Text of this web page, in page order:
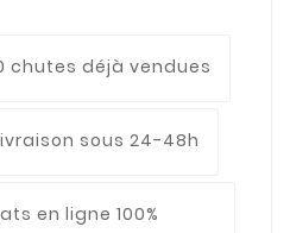
chutes déjà vendues
sous 24-48h
en ligne 100%